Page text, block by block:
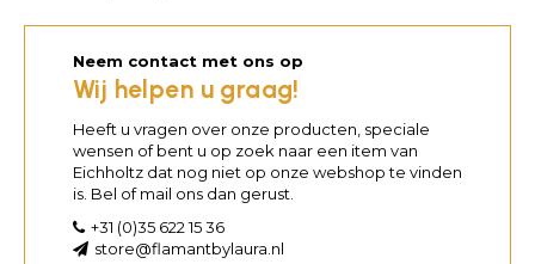
Neem contact met ons op
Wij helpen u graag!
Heeft u vragen over onze producten, speciale
wensen of bent u op zoek naar een item van
Eichholtz dat nog niet op onze webshop te vinden
is. Bel of mail ons dan gerust.
+31 (0)35 622 15 36
store@flamantbylaura.nl